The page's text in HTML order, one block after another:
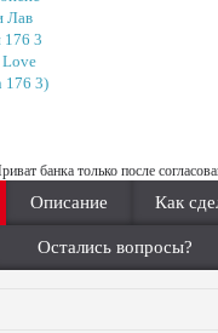
банка только после
Описание Как
Остались вопросы?